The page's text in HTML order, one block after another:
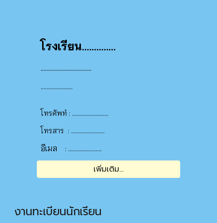
โรงเรียน..............
โทรศัพทํ :
โทรสาร : .......................
อีเมล
:
เพิ่มเติม...
งานทะเบียนนักเรียน